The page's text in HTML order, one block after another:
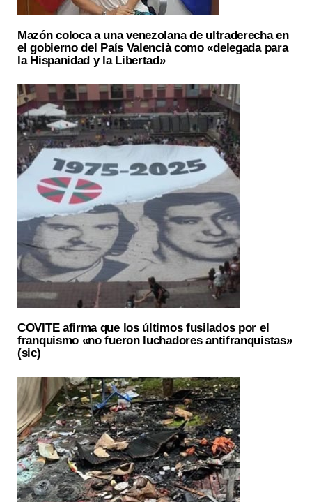
Mazón coloca a una venezolana de ultraderecha en
el gobierno del País Valencià como «delegada para
la Hispanidad y la Libertad»
COVITE afirma que los últimos fusilados por el
franquismo «no fueron luchadores antifranquistas»
(sic)